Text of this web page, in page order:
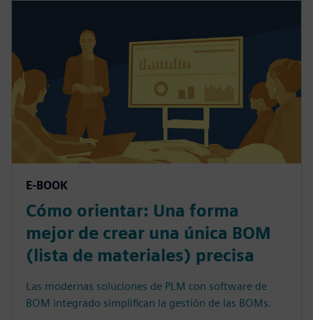
E-BOOK
Cómo orientar: Una forma
mejor de crear una única BOM
(lista de materiales) precisa
Las modernas soluciones de PLM con software de
BOM integrado simplifican la gestión de las BOMs.